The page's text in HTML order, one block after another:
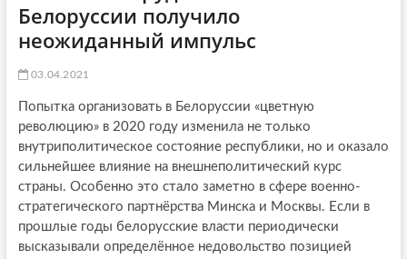
Белоруссии получило
неожиданный импульс
03.04.2021
Попытка организовать в Белоруссии «цветную
революцию» в 2020 году изменила не только
внутриполитическое состояние республики, но и оказало
сильнейшее влияние на внешнеполитический курс
страны. Особенно это стало заметно в сфере военно-
стратегического партнёрства Минска и Москвы. Если в
прошлые годы белорусские власти периодически
высказывали определённое недовольство позицией